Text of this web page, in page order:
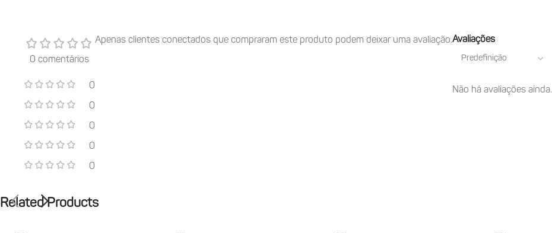
0 comentários
0
0
0
0
0
Avaliações
Não há avaliações ainda.
Apenas clientes conectados que compraram este produto podem deixar uma avaliação.
Related Products